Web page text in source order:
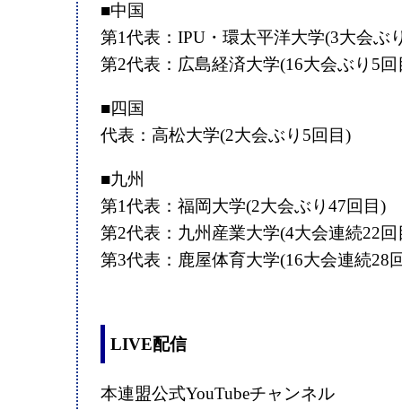
■中国
第1代表：IPU・環太平洋大学(3大会ぶ
第2代表：広島経済大学(16大会ぶり5回
■四国
代表：高松大学(2大会ぶり5回目)
■九州
第1代表：福岡大学(2大会ぶり47回目)
第2代表：九州産業大学(4大会連続22回
第3代表：鹿屋体育大学(16大会連続28
LIVE配信
本連盟公式YouTubeチャンネル